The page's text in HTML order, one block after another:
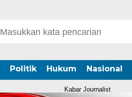
Politik Hukum Nasional
Kabar Journalist